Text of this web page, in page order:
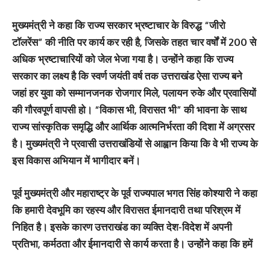
मुख्यमंत्री ने कहा कि राज्य सरकार भ्रष्टाचार के विरुद्ध “जीरो
टॉलरेंस” की नीति पर कार्य कर रही है, जिसके तहत चार वर्षों में 200 से
अधिक भ्रष्टाचारियों को जेल भेजा गया है। उन्होंने कहा कि राज्य
सरकार का लक्ष्य है कि स्वर्ण जयंती वर्ष तक उत्तराखंड ऐसा राज्य बने
जहां हर युवा को सम्मानजनक रोजगार मिले, पलायन रुके और प्रवासियों
की गौरवपूर्ण वापसी हो। “विकास भी, विरासत भी” की भावना के साथ
राज्य सांस्कृतिक समृद्धि और आर्थिक आत्मनिर्भरता की दिशा में अग्रसर
है। मुख्यमंत्री ने प्रवासी उत्तराखंडियों से आह्वान किया कि वे भी राज्य के
इस विकास अभियान में भागीदार बनें।
पूर्व मुख्यमंत्री और महाराष्ट्र के पूर्व राज्यपाल भगत सिंह कोश्यारी ने कहा
कि हमारी देवभूमि का रहस्य और विरासत ईमानदारी तथा परिश्रम में
निहित है। इसके कारण उत्तराखंड का व्यक्ति देश-विदेश में अपनी
प्रतिभा, कर्मठता और ईमानदारी से कार्य करता है। उन्होंने कहा कि हमें